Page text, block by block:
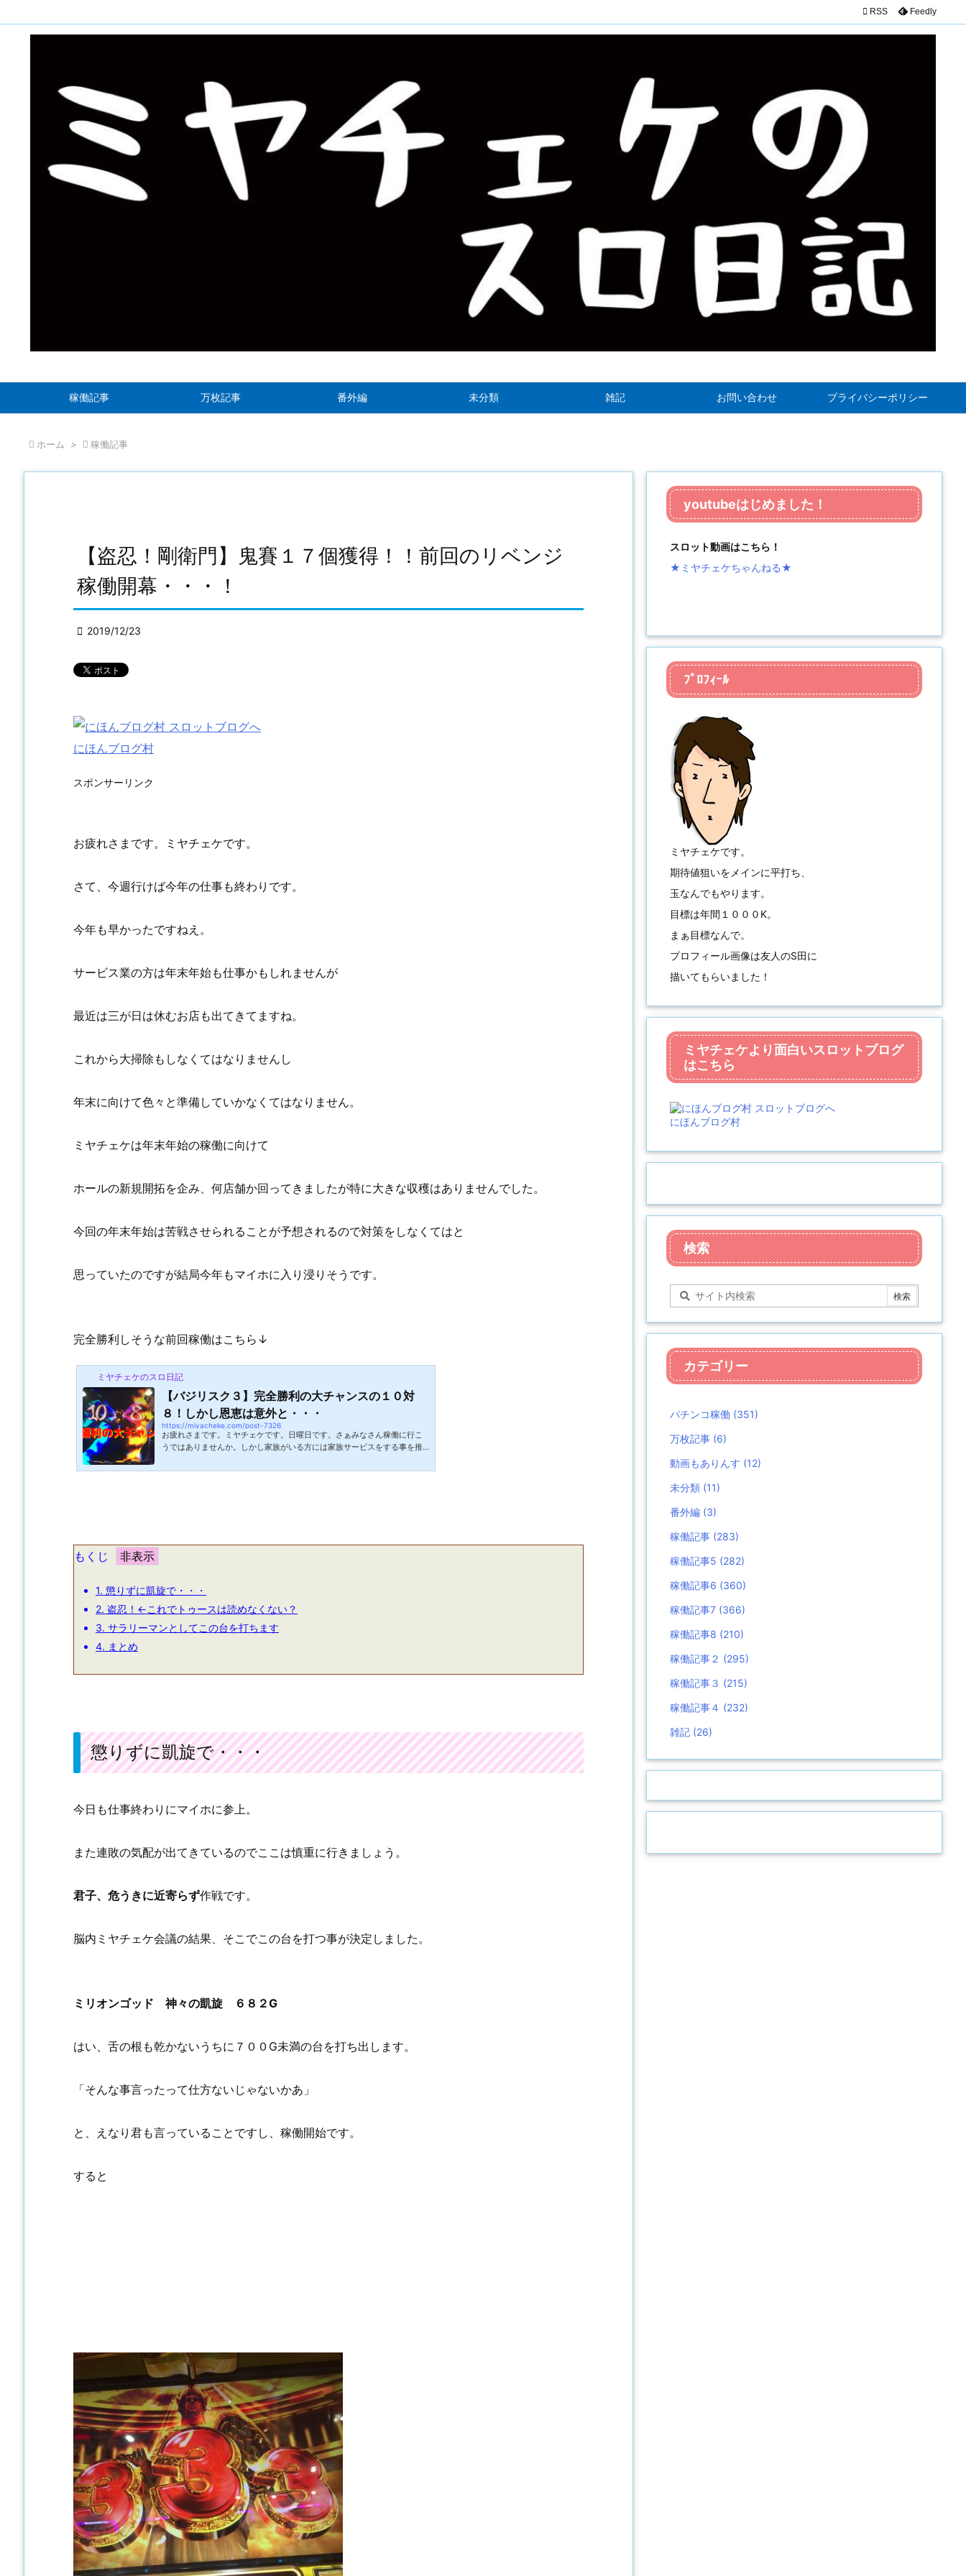
稼働記事 万枚記事 番外編 未分類 雑記 お問い合わせ プライバシーポリシー
 RSS Feedly
 ホーム >  稼働記事
【盗忍！剛衛門】鬼賽１７個獲得！！前回のリベンジ
稼働開幕・・・！
 2019/12/23
にほんブログ村
スポンサーリンク
お疲れさまです。ミヤチェケです。
さて、今週行けば今年の仕事も終わりです。
今年も早かったですねえ。
サービス業の方は年末年始も仕事かもしれませんが
最近は三が日は休むお店も出てきてますね。
これから大掃除もしなくてはなりませんし
年末に向けて色々と準備していかなくてはなりません。
ミヤチェケは年末年始の稼働に向けて
ホールの新規開拓を企み、何店舗か回ってきましたが特に大きな収穫はありませんでした。
今回の年末年始は苦戦させられることが予想されるので対策をしなくてはと
思っていたのですが結局今年もマイホに入り浸りそうです。
完全勝利しそうな前回稼働はこちら↓
ミヤチェケのスロ日記
【バジリスク３】完全勝利の大チャンスの１０対
８！しかし恩恵は意外と・・・
https://miyacheke.com/post-7326
お疲れさまです。ミヤチェケです。日曜日です。さぁみなさん稼働に行こ
うではありませんか。しかし家族がいる方には家族サービスをする事を推
久し振りにLINEが来ました。もうかれこれ３年ぶりくらいだったのでなん
もくじ
1. 懲りずに凱旋で・・・
2. 盗忍！←これでトゥースは読めなくない？
3. サラリーマンとしてこの台を打ちます
4. まとめ
懲りずに凱旋で・・・
今日も仕事終わりにマイホに参上。
また連敗の気配が出てきているのでここは慎重に行きましょう。
君子、危うきに近寄らず作戦です。
脳内ミヤチェケ会議の結果、そこでこの台を打つ事が決定しました。
ミリオンゴッド 神々の凱旋 ６８２G
はい、舌の根も乾かないうちに７００G未満の台を打ち出します。
「そんな事言ったって仕方ないじゃないかあ」
と、えなり君も言っていることですし、稼働開始です。
すると
youtubeはじめました！
スロット動画はこちら！
★ミヤチェケちゃんねる★
ﾌﾟﾛﾌｨｰﾙ
ミヤチェケです。
期待値狙いをメインに平打ち、
玉なんでもやります。
目標は年間１０００K。
まぁ目標なんで。
プロフィール画像は友人のS田に
描いてもらいました！
ミヤチェケより面白いスロットブログ
はこちら
にほんブログ村
検索
カテゴリー
パチンコ稼働 (351)
万枚記事 (6)
動画もありんす (12)
未分類 (11)
番外編 (3)
稼働記事 (283)
稼働記事5 (282)
稼働記事6 (360)
稼働記事7 (366)
稼働記事8 (210)
稼働記事２ (295)
稼働記事３ (215)
稼働記事４ (232)
雑記 (26)